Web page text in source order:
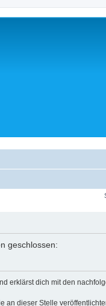
geschlossen:
erklärst dich mit den
an dieser Stelle